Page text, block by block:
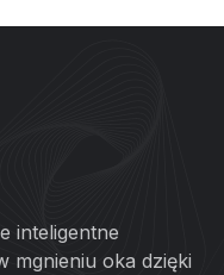
inteligentne
mgnieniu oka dzięki